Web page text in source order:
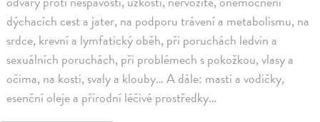
dýchacích cest a jater, na podporu trávení a metabolismu, na
srdce, krevní a lymfatický oběh, při poruchách ledvin a
sexuálních poruchách, při problémech s pokožkou, vlasy a
očima, na kosti, svaly a klouby… A dále: masti a vodičky,
esenční oleje a přírodní léčivé prostředky…